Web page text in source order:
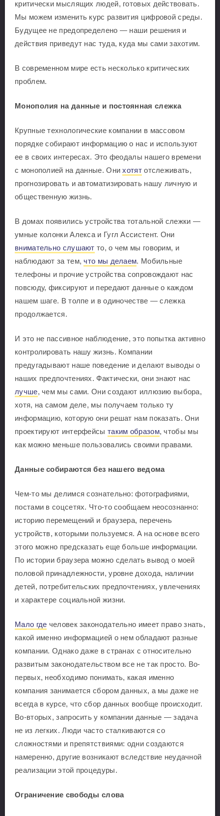
критически мыслящих людей, готовых действовать.
Мы можем изменить курс развития цифровой среды.
Будущее не предопределено — наши решения и
действия приведут нас туда, куда мы сами захотим.
В современном мире есть несколько критических
проблем.
Монополия на данные и постоянная слежка
Крупные технологические компании в массовом
порядке собирают информацию о нас и используют
ее в своих интересах. Это феодалы нашего времени
с монополией на данные. Онихотятотслеживать,
прогнозировать и автоматизировать нашу личную и
общественную жизнь.
В домах появились устройства тотальной слежки —
умные колонки Алекса и Гугл Ассистент. Они
внимательно слушают то, о чем мы говорим, и
наблюдают за тем, что мы делаем. Мобильные
телефоны и прочие устройства сопровождают нас
повсюду, фиксируют и передают данные о каждом
нашем шаге. В толпе и в одиночестве — слежка
продолжается.
И это не пассивное наблюдение, это попытка активно
контролировать нашу жизнь. Компании
предугадывают наше поведение и делают выводы о
наших предпочтениях. Фактически, они знают нас
лучше, чем мы сами. Они создают иллюзию выбора,
хотя, на самом деле, мы получаем только ту
информацию, которую они решат нам показать. Они
проектируют интерфейсы таким образом, чтобы мы
как можно меньше пользовались своими правами.
Данные собираются без нашего ведома
Чем-то мы делимся сознательно: фотографиями,
постами в соцсетях. Что-то сообщаем неосознанно:
историю перемещений и браузера, перечень
устройств, которыми пользуемся. А на основе всего
этого можно предсказать еще больше информации.
По истории браузера можно сделать вывод о моей
половой принадлежности, уровне дохода, наличии
детей, потребительских предпочтениях, увлечениях
и характере социальной жизни.
Мало где человек законодательно имеет право знать,
какой именно информацией о нем обладают разные
компании. Однако даже в странах с относительно
развитым законодательством все не так просто. Во-
первых, необходимо понимать, какая именно
компания занимается сбором данных, а мы даже не
всегда в курсе, что сбор данных вообще происходит.
Во-вторых, запросить у компании данные — задача
не из легких. Люди часто сталкиваются со
сложностями и препятствиями: одни создаются
намеренно, другие возникают вследствие неудачной
реализации этой процедуры.
Ограничение свободы слова